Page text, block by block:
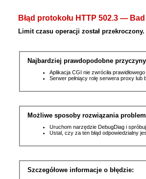
Błąd protokołu HTTP 502.3 —
Limit czasu operacji został przekroczony.
Najbardziej prawdopodobne
Aplikacja CGI nie zwróciła
Serwer pełniący rolę serwera proxy lub
Możliwe sposoby rozwiązania
Uruchom narzędzie DebugDiag i
Ustal, czy za ten błąd odpowiedzialny
Szczegółowe informacje o błędzie: